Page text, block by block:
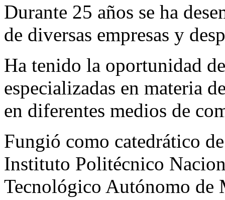
Durante 25 años se ha
de diversas empresas y
Ha tenido la oportunidad
especializadas en materia
en diferentes medios de
Fungió como catedrático
Instituto Politécnico
Tecnológico Autónomo